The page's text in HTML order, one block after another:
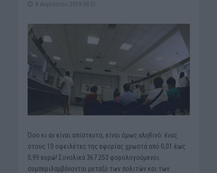
8 Αυγούστου 2019 09:51
Όσο κι αν είναι απίστευτο, είναι όμως αληθινό: ένας
στους 10 οφειλέτες της εφορίας χρωστά από 0,01 έως
0,99 ευρώ! Συνολικά 367.253 φορολογούμενοι
συμπεριλαμβάνονται μεταξύ των πολιτών και των